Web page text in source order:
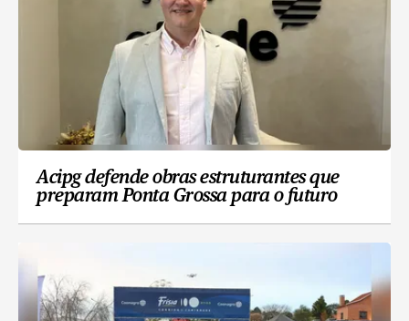
Acipg defende obras estruturantes que
preparam Ponta Grossa para o futuro